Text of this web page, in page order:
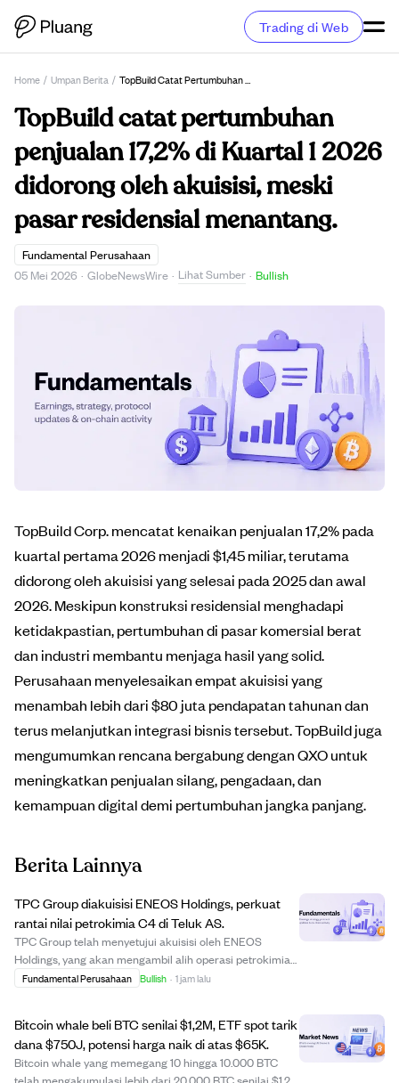
Trading di Web
Home / Umpan Berita / TopBuild Catat Pertumbuhan Penjualan 17,2% Di Kuartal 1 2026 Didorong Oleh Akuisisi, Meski Pasar Residensial Menantang.
TopBuild catat pertumbuhan
penjualan 17,2% di Kuartal 1 2026
didorong oleh akuisisi, meski
pasar residensial menantang.
Fundamental Perusahaan
05 Mei 2026 · GlobeNewsWire · Lihat Sumber · Bullish
TopBuild Corp. mencatat kenaikan penjualan 17,2% pada
kuartal pertama 2026 menjadi $1,45 miliar, terutama
didorong oleh akuisisi yang selesai pada 2025 dan awal
2026. Meskipun konstruksi residensial menghadapi
ketidakpastian, pertumbuhan di pasar komersial berat
dan industri membantu menjaga hasil yang solid.
Perusahaan menyelesaikan empat akuisisi yang
menambah lebih dari $80 juta pendapatan tahunan dan
terus melanjutkan integrasi bisnis tersebut. TopBuild juga
mengumumkan rencana bergabung dengan QXO untuk
meningkatkan penjualan silang, pengadaan, dan
kemampuan digital demi pertumbuhan jangka panjang.
Berita Lainnya
TPC Group diakuisisi ENEOS Holdings, perkuat
rantai nilai petrokimia C4 di Teluk AS.
TPC Group telah menyetujui akuisisi oleh ENEOS
Holdings, yang akan mengambil alih operasi petrokimia
dan terminalnya di Texas dan Louisiana. Akuisisi ini
Fundamental Perusahaan Bullish · 1 jam lalu
Bitcoin whale beli BTC senilai $1,2M, ETF spot tarik
dana $750J, potensi harga naik di atas $65K.
Bitcoin whale yang memegang 10 hingga 10.000 BTC